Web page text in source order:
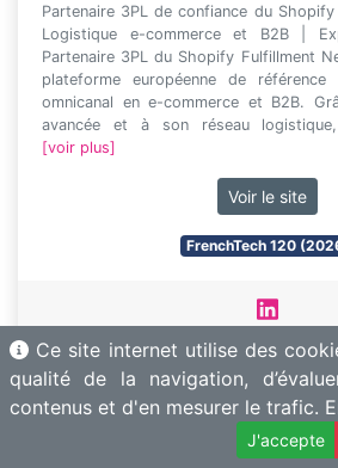
Partenaire 3PL de confiance du Shopify
Logistique e-commerce et B2B |
Partenaire 3PL du Shopify Fulfillment
plateforme européenne de
omnicanal en e-commerce et B2B.
avancée et à son réseau
[voir plus]
Voir le site
FrenchTech 120
Localisation : Paris •Employés : 333
Total des levées :
$18
transporttech
Ce site internet utilise des
qualité de la navigation,
contenus et d'en mesurer le trafic.
J'accepte